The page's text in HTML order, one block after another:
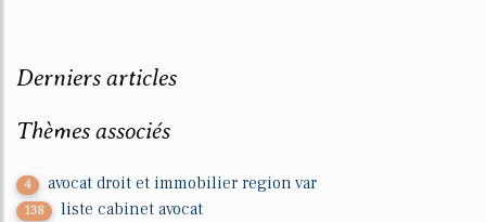
Derniers articles
Thèmes associés
4 avocat droit et immobilier region var
138 liste cabinet avocat